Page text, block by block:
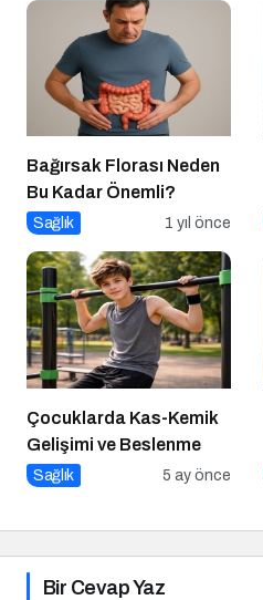
Bağırsak Florası Neden
Bu Kadar Önemli?
Sağlık 1 yıl önce
Çocuklarda Kas-Kemik
Gelişimi ve Beslenme
Sağlık 5 ay önce
Bir Cevap Yaz